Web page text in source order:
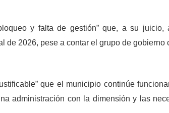
y falta de gestión” que, a su juicio,
de 2026, pese a contar el grupo de gobierno
que el municipio continúe
administración con la dimensión y las